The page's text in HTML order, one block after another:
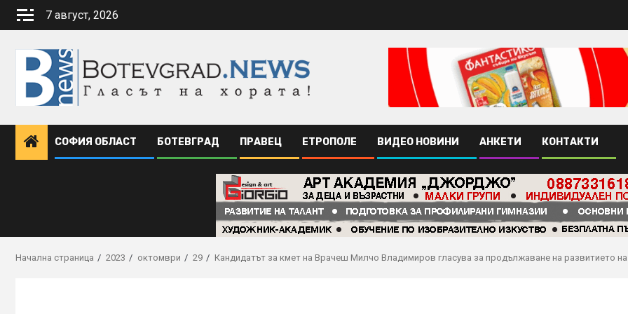
Skip
7 август, 2026
СОФИЯ ОБЛАСТ БОТЕВГРАД ПРАВЕЦ ЕТРОПОЛЕ ВИДЕО НОВИНИ АНКЕТИ КОНТАКТИ
Начална страница 2023 октомври 29 Кандидатът за кмет на Врачеш Милчо Владимиров гласува за продължаване на развитието